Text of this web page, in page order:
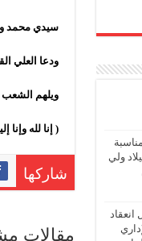
سيدي محمد
ودعا العلي
ويلهم الشعب
( إنا لله وإنا
شاركها
مقالات
ولي